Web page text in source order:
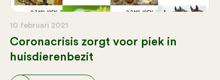
10 februari 2021
Coronacrisis zorgt voor piek in
huisdierenbezit